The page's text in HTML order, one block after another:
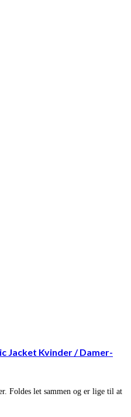
Jacket Kvinder / Damer-
Foldes let sammen og er lige til at